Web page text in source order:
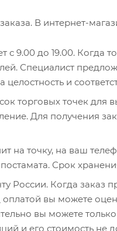
В интернет-
с 9.00 до 19.00. Когда
Специалист
целостность и
торговых точек для
Для получения
на точку, на ваш
Срок
России. Когда заказ
вы можете
вы можете
и его стоимость не